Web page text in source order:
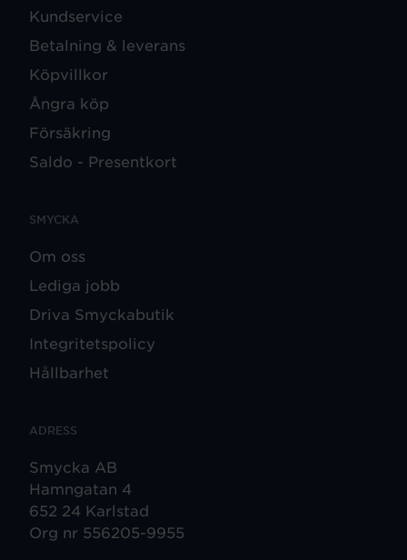
Kundservice
Betalning & leverans
Köpvillkor
Ångra köp
Försäkring
Saldo - Presentkort
SMYCKA
Om oss
Lediga jobb
Driva Smyckabutik
Integritetspolicy
Hållbarhet
ADRESS
Smycka AB
Hamngatan 4
652 24 Karlstad
Org nr 556205-9955